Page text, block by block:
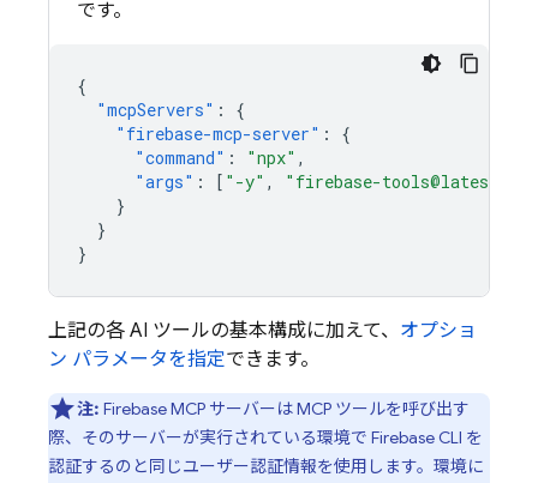
です。
{
"mcpServers" :
{
"firebase-mcp-server" :
{
"command" : "npx" ,
"args" : [ "-y" , "firebase-tools@latest"
}
}
}
上記の各 AI ツールの基本構成に加えて、 オプショ
ン パラメータを指定できます。
注: Firebase MCP サーバーは MCP ツールを呼び出す
際、そのサーバーが実行されている環境で Firebase CLI を
認証するのと同じユーザー認証情報を使用します。環境に